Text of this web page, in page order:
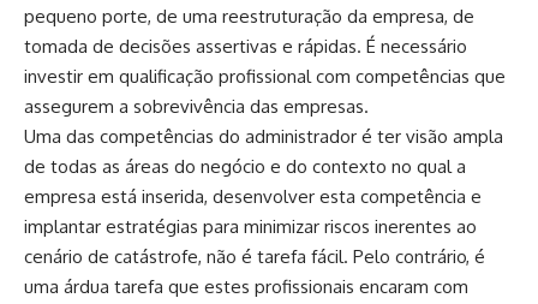
pequeno porte, de uma reestruturação da empresa, de
tomada de decisões assertivas e rápidas. É necessário
investir em qualificação profissional com competências que
assegurem a sobrevivência das empresas.
Uma das competências do administrador é ter visão ampla
de todas as áreas do negócio e do contexto no qual a
empresa está inserida, desenvolver esta competência e
implantar estratégias para minimizar riscos inerentes ao
cenário de catástrofe, não é tarefa fácil. Pelo contrário, é
uma árdua tarefa que estes profissionais encaram com